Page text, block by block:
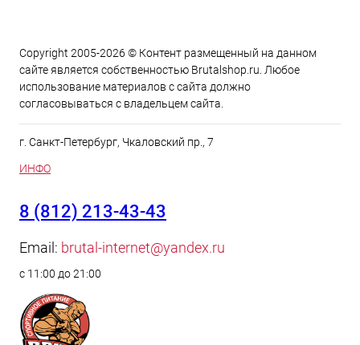
Copyright 2005-2026 © Контент размещенный на данном
сайте является cобственностью Brutalshop.ru. Любое
использование материалов с сайта должно
согласовываться с владельцем сайта.
г. Санкт-Петербург, Чкаловский пр., 7
ИНФО
8 (812) 213-43-43
Email: brutal-internet@yandex.ru
с 11:00 до 21:00